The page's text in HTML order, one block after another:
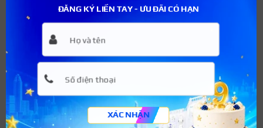
Hình xăm hoa sen hồng điểm tô cho vẻ đẹp thanh tao,
ĐĂNG KÝ LIỀN TAY - ƯU ĐÃI CÓ HẠN
XÁC NHẬN